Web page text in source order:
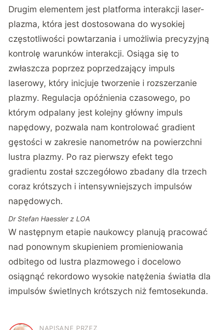
Drugim elementem jest platforma interakcji laser-
plazma, która jest dostosowana do wysokiej
częstotliwości powtarzania i umożliwia precyzyjną
kontrolę warunków interakcji. Osiąga się to
zwłaszcza poprzez poprzedzający impuls
laserowy, który inicjuje tworzenie i rozszerzanie
plazmy. Regulacja opóźnienia czasowego, po
którym odpalany jest kolejny główny impuls
napędowy, pozwala nam kontrolować gradient
gęstości w zakresie nanometrów na powierzchni
lustra plazmy. Po raz pierwszy efekt tego
gradientu został szczegółowo zbadany dla trzech
coraz krótszych i intensywniejszych impulsów
napędowych.
Dr Stefan Haessler z LOA
W następnym etapie naukowcy planują pracować
nad ponownym skupieniem promieniowania
odbitego od lustra plazmowego i docelowo
osiągnąć rekordowo wysokie natężenia światła dla
impulsów świetlnych krótszych niż femtosekunda.
NAPISANE PRZEZ